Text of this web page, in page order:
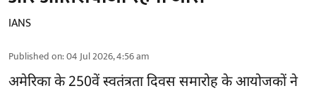
IANS
Published on:04 Jul 2026, 4:56 am
अमेरिका के 250वें स्वतंत्रता दिवस समारोह के आयोजकों ने